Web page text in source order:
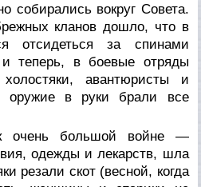
собирались вокруг Совета.
кланов дошло, что в
отсидеться за спинами
и теперь, в боевые отряды
авантюристы и
оружие в руки брали все
очень большой войне —
одежды и лекарств, шла
резали скот (весной, когда